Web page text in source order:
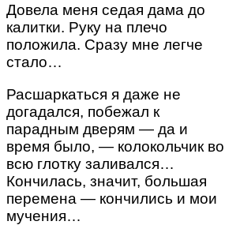
Довела меня седая дама до
калитки. Руку на плечо
положила. Сразу мне легче
стало…
Расшаркаться я даже не
догадался, побежал к
парадным дверям ― да и
время было, — колокольчик во
всю глотку заливался…
Кончилась, значит, большая
перемена — кончились и мои
мучения…